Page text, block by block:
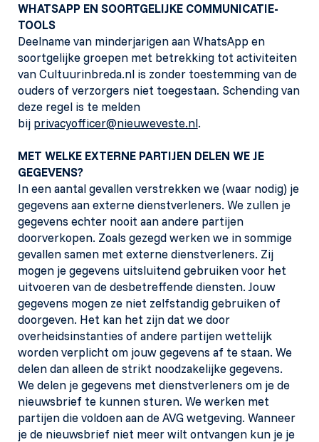
WHATSAPP EN SOORTGELIJKE COMMUNICATIE-
TOOLS
Deelname van minderjarigen aan WhatsApp en
soortgelijke groepen met betrekking tot activiteiten
van Cultuurinbreda.nl is zonder toestemming van de
ouders of verzorgers niet toegestaan. Schending van
deze regel is te melden
bij privacyofficer@nieuweveste.nl.
MET WELKE EXTERNE PARTIJEN DELEN WE JE
GEGEVENS?
In een aantal gevallen verstrekken we (waar nodig) je
gegevens aan externe dienstverleners. We zullen je
gegevens echter nooit aan andere partijen
doorverkopen. Zoals gezegd werken we in sommige
gevallen samen met externe dienstverleners. Zij
mogen je gegevens uitsluitend gebruiken voor het
uitvoeren van de desbetreffende diensten. Jouw
gegevens mogen ze niet zelfstandig gebruiken of
doorgeven. Het kan het zijn dat we door
overheidsinstanties of andere partijen wettelijk
worden verplicht om jouw gegevens af te staan. We
delen dan alleen de strikt noodzakelijke gegevens.
We delen je gegevens met dienstverleners om je de
nieuwsbrief te kunnen sturen. We werken met
partijen die voldoen aan de AVG wetgeving. Wanneer
je de nieuwsbrief niet meer wilt ontvangen kun je je